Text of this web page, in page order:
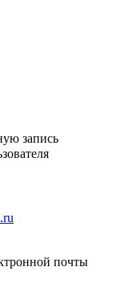
запись
почты